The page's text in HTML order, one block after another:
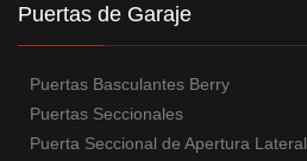
Puertas de Garaje
Puertas Basculantes Berry
Puertas Seccionales
Puerta Seccional de Apertura Lateral